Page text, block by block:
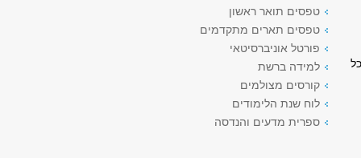
טפסים תואר ראשון
טפסים תארים מתקדמים
פורטל אוניברסיטאי
למידה ברשת
קורסים מצולמים
לוח שנת הלימודים
ספרית מדעים והנדסה